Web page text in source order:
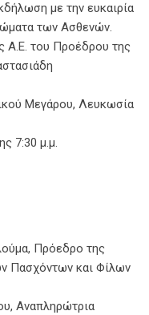
με την ευκαιρία
των Ασθενών.
Α.Ε. του Προέδρου της
Μεγάρου, Λευκωσία
7:30 μ.μ.
Πρόεδρο της
Πασχόντων και Φίλων
Αναπληρώτρια